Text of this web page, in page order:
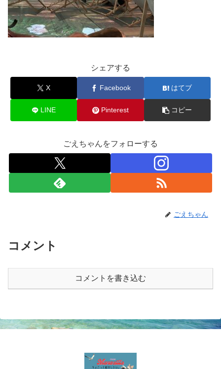
シェアする
X Facebook はてブ
LINE Pinterest コピー
ごえちゃんをフォローする
ごえちゃん
コメント
コメントを書き込む